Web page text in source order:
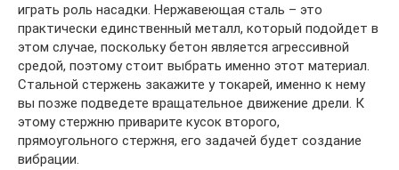
играть роль насадки. Нержавеющая сталь – это
практически единственный металл, который подойдет в
этом случае, поскольку бетон является агрессивной
средой, поэтому стоит выбрать именно этот материал.
Стальной стержень закажите у токарей, именно к нему
вы позже подведете вращательное движение дрели. К
этому стержню приварите кусок второго,
прямоугольного стержня, его задачей будет создание
вибрации.